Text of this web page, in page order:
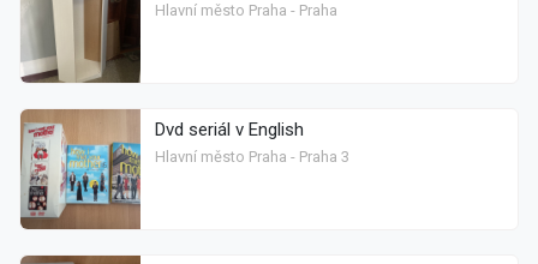
Hlavní město Praha - Praha
Dvd seriál v English
Hlavní město Praha - Praha 3